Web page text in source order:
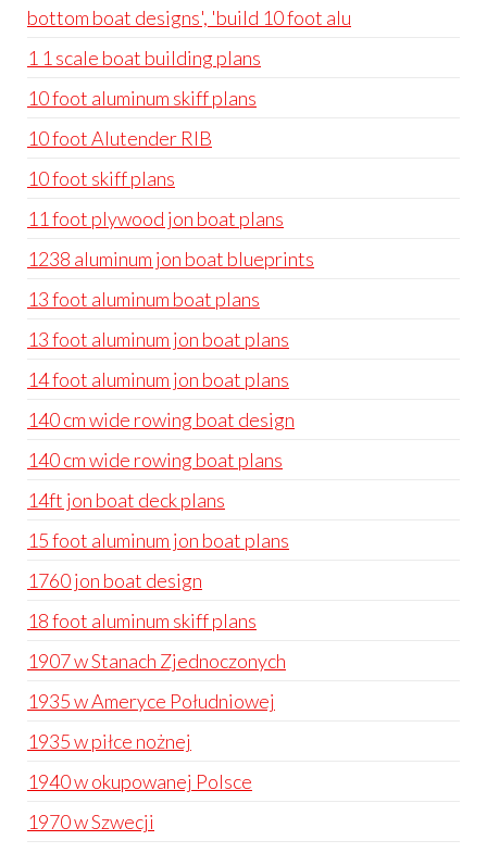
bottom boat designs', 'build 10 foot alu
1 1 scale boat building plans
10 foot aluminum skiff plans
10 foot Alutender RIB
10 foot skiff plans
11 foot plywood jon boat plans
1238 aluminum jon boat blueprints
13 foot aluminum boat plans
13 foot aluminum jon boat plans
14 foot aluminum jon boat plans
140 cm wide rowing boat design
140 cm wide rowing boat plans
14ft jon boat deck plans
15 foot aluminum jon boat plans
1760 jon boat design
18 foot aluminum skiff plans
1907 w Stanach Zjednoczonych
1935 w Ameryce Południowej
1935 w piłce nożnej
1940 w okupowanej Polsce
1970 w Szwecji